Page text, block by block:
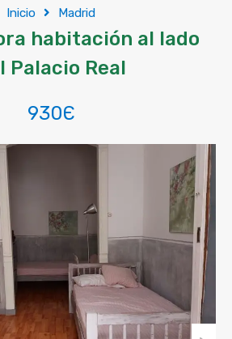
Inicio Madrid
habitación al lado
Palacio Real
930Є